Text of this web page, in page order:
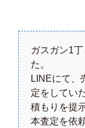
ガスガン1
た。
LINEにて、
定をしてい
積もりを提
本査定を依頼